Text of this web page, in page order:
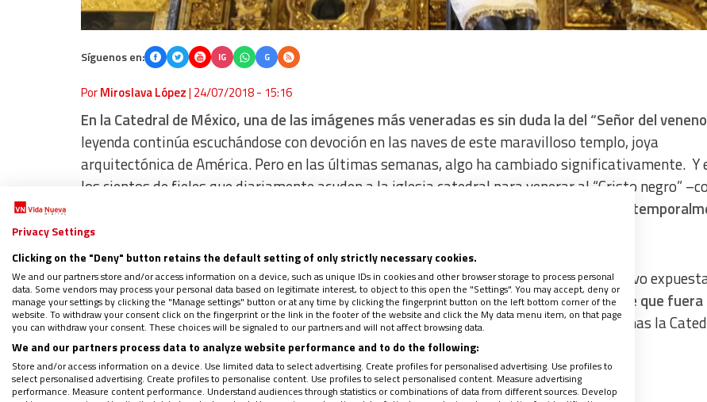
Síguenos en: IG G
PorMiroslava López| 24/07/2018 - 15:16
En la Catedral de México, una de las imágenes más veneradas es sin duda la del “Señor del
leyenda continúa escuchándose con devoción en las naves de este maravilloso templo, joya
arquitectónica de América. Pero en las últimas semanas, algo ha cambiado significativamente. Y
los cientos de fieles que diariamente acuden a la iglesia catedral para venerar al “Cristo negro”
la imagen salió
del recinto donde permanecía desde 1935
Durante muchos años, esta figura sagrada del siglo XVIII, hecha con caña de maíz, estuvo
diversos factores de destrucción, y por ello,el Cabildo Metropolitano vio la necesidad de que fuera
sometida a trabajos de limpieza profunda y a restauración, dejando por algunas semanas la
México.
La leyenda
Privacy Settings
Clicking on the "Deny" button retains the default setting of only strictly necessary cookies.
We and our partners store and/or access information on a device, such as unique IDs in cookies and other browser storage to process personal
data. Some vendors may process your personal data based on legitimate interest, to object to this open the "Settings". You may accept, deny or
manage your settings by clicking the "Manage settings" button or at any time by clicking the fingerprint button on the left bottom corner of the
website. To withdraw your consent click on the fingerprint or the link in the footer of the website and click the My data menu item, on that page
you can withdraw your consent. These choices will be signaled to our partners and will not affect browsing data.
We and our partners process data to analyze website performance and to do the following:
Store and/or access information on a device. Use limited data to select advertising. Create profiles for personalised advertising. Use profiles to
select personalised advertising. Create profiles to personalise content. Use profiles to select personalised content. Measure advertising
performance. Measure content performance. Understand audiences through statistics or combinations of data from different sources. Develop